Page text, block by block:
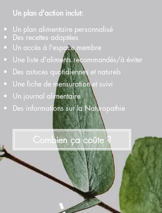
Un plan d'action inclut:
Un plan alimentaire personnalisé
Des recettes adaptées
Un accès à l'espace membre
Une liste d'aliments recommandés/à éviter
Des astuces quotidiennes et naturels
Une fiche de mensuration et suivi
Un journal alimentaire
Des informations sur la Naturopathie
Combien ça coûte ?